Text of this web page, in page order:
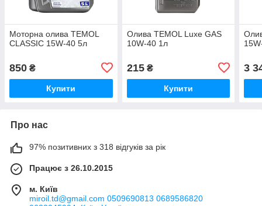
Моторна олива TEMOL
CLASSIC 15W-40 5л
850 ₴
Купити
Олива TEMOL Luxe GAS
10W-40 1л
215₴
Купити
3
Про нас
97% позитивних з 318 відгуків за рік
Працює з 26.10.2015
м. Київ
miroil.td@gmail.com 0509690813 0689586820